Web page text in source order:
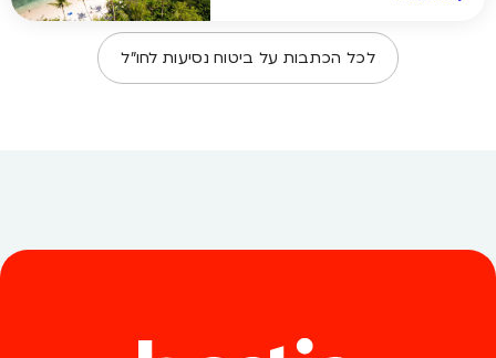
לכל הכתבות על ביטוח נסיעות לחו״ל